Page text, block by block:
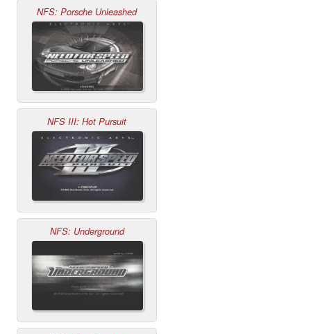
NFS: Porsche Unleashed
NFS III: Hot Pursuit
NFS: Underground